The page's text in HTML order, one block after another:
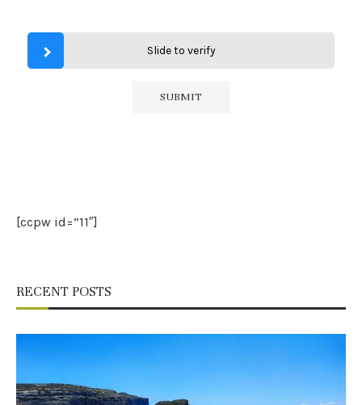
Slide to verify
[ccpw id=”11″]
RECENT POSTS